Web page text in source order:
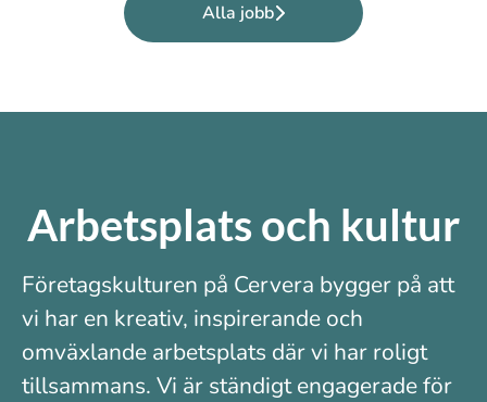
Alla jobb
Arbetsplats och kultur
Företagskulturen på Cervera bygger på att
vi har en kreativ, inspirerande och
omväxlande arbetsplats där vi har roligt
tillsammans. Vi är ständigt engagerade för